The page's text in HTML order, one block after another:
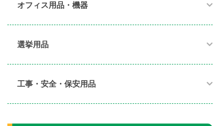
オフィス用品・機器​
選挙用品
工事・安全・保安用品